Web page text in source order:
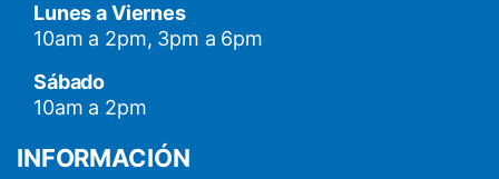
Lunes a Viernes
10am a 2pm, 3pm a 6pm
Sábado
10am a 2pm
INFORMACIÓN